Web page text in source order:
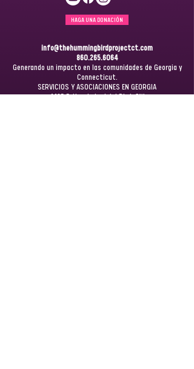
HAGA UNA DONACIÓN
info@thehummingbirdprojectct.com
860.265.6064
Generando un impacto en las comunidades de Georgia y
Connecticut.
SERVICIOS Y ASOCIACIONES EN GEORGIA
4485 Fulton Industrial Blvd. SW